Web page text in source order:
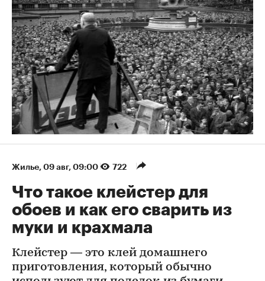
Жилье⁠, 09 авг, 09:00 722
Что такое клейстер для
обоев и как его сварить из
муки и крахмала
Клейстер — это клей домашнего
приготовления, который обычно